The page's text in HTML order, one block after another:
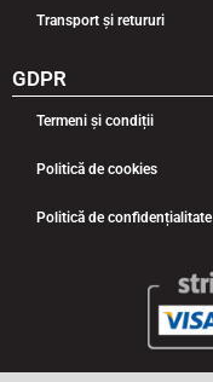
Transport și retururi
GDPR
Termeni și condiții
Politică de cookies
Politică de confidențialitate